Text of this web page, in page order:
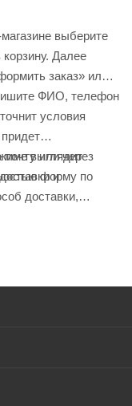
выберите
Далее
заказ» или
ФИО, телефон
условия
или через
и
выглядит
форму по
доставки,